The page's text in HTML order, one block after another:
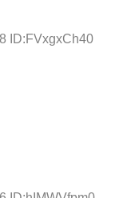
ID:FVxgxCh40